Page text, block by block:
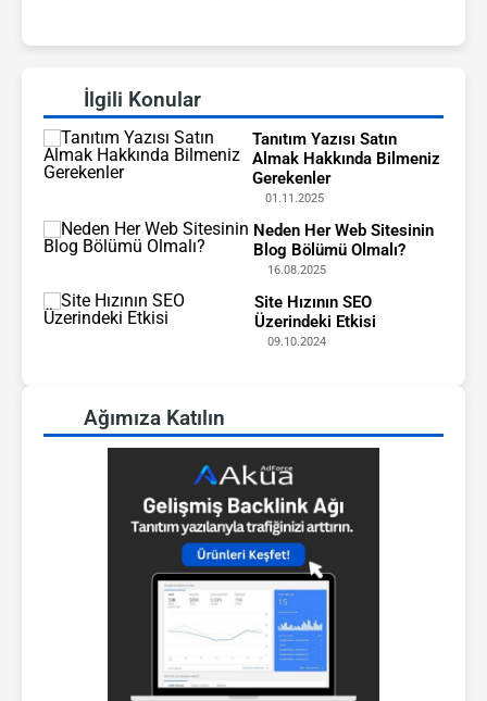
İlgili Konular
Tanıtım Yazısı Satın
Almak Hakkında Bilmeniz
Gerekenler
01.11.2025
Neden Her Web Sitesinin
Blog Bölümü Olmalı?
16.08.2025
Site Hızının SEO
Üzerindeki Etkisi
09.10.2024
Ağımıza Katılın